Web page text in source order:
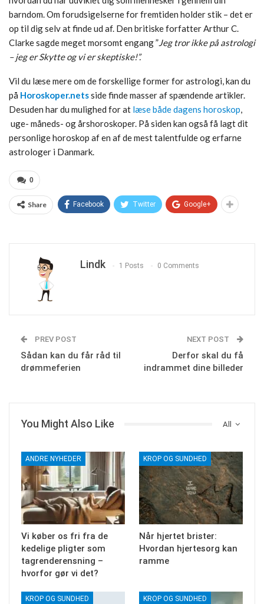
barndom. Om forudsigelserne for fremtiden holder stik – det er
op til dig selv at finde ud af. Den britiske forfatter Arthur C.
Clarke sagde meget morsomt engang ”Jeg tror ikke på astrologi
– jeg er Skytte og vi er skeptiske!”.
Vil du læse mere om de forskellige former for astrologi, kan du
på Horoskoper.netsside finde masser af spændende artikler.
Desuden har du mulighed for at læse både dagens horoskop,
uge- måneds- og årshoroskoper. På siden kan også få lagt dit
personlige horoskop af en af de mest talentfulde og erfarne
astrologer i Danmark.
0
Share Facebook Twitter Google+
Lindk 1 Posts 0 Comments
PREV POST
Sådan kan du får råd til
drømmeferien
NEXT POST
Derfor skal du få
indrammet dine billeder
All
You Might Also Like
ANDRE NYHEDER
Vi køber os fri fra de
kedelige pligter som
tagrenderensning –
hvorfor gør vi det?
KROP OG SUNDHED
Når hjertet brister:
Hvordan hjertesorg kan
ramme
KROP OG SUNDHED KROP OG SUNDHED